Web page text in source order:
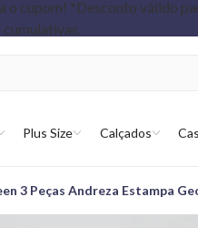
Plus Size Calçados
3 Peças Andreza Estampa